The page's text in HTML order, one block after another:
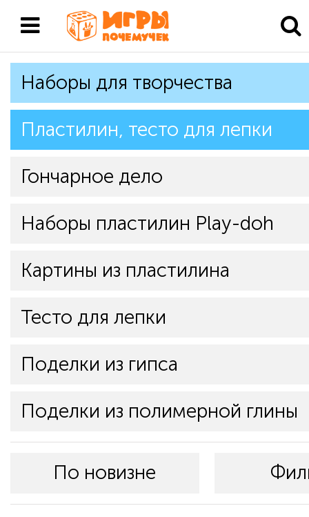
Наборы для творчества
Пластилин, тесто для лепки
Гончарное дело
Наборы пластилин Play-doh
Картины из пластилина
Тесто для лепки
Поделки из гипса
Поделки из полимерной глины
По новизне